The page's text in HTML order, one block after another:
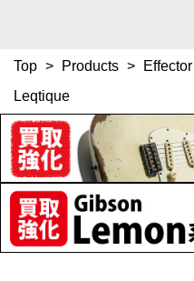
Top > Products > Effector
Leqtique